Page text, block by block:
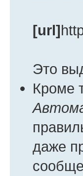
[url]
Это
Кроме
даже